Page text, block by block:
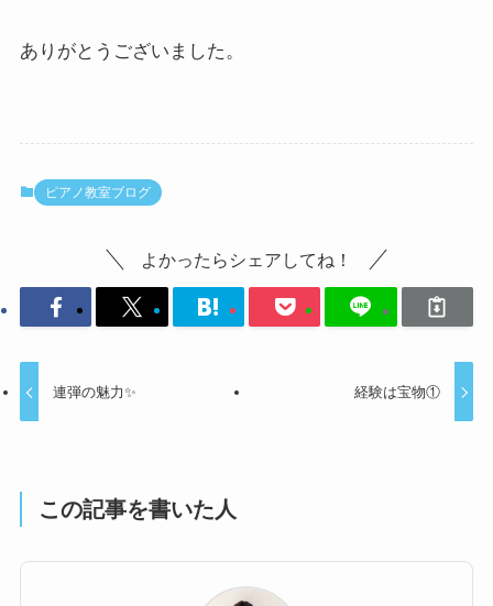
ありがとうございました。
ピアノ教室ブログ
よかったらシェアしてね！
連弾の魅力✨ 経験は宝物①
この記事を書いた人